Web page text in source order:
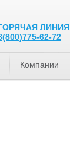
ЛИНИЯ
62-72
Компании